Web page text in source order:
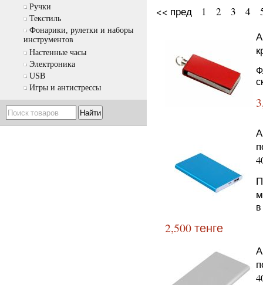
Ручки
Текстиль
Фонарики, рулетки и наборы
инструментов
Настенные часы
Электроника
USB
Игры и антистрессы
<< пред 1 2 3 4
2,500 тенге